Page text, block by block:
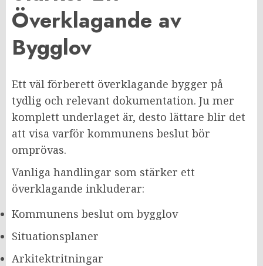
Överklagande av
Bygglov
Ett väl förberett överklagande bygger på
tydlig och relevant dokumentation. Ju mer
komplett underlaget är, desto lättare blir det
att visa varför kommunens beslut bör
omprövas.
Vanliga handlingar som stärker ett
överklagande inkluderar:
Kommunens beslut om bygglov
Situationsplaner
Arkitektritningar